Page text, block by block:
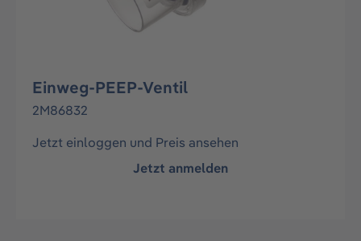
Einweg-PEEP-Ventil
2M86832
Jetzt einloggen und Preis ansehen
Jetzt anmelden